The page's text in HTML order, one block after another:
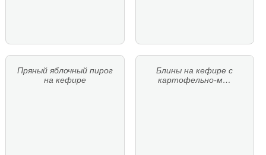
Пряный яблочный пирог
на кефире
Блины на кефире с
картофельно-м…